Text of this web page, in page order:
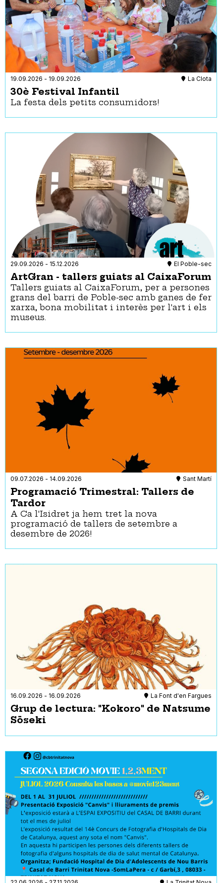
19.09.2026 - 19.09.2026 La Clota
30è Festival Infantil
La festa dels petits consumidors!
29.09.2026 - 15.12.2026 El Poble-sec
ArtGran - tallers guiats al CaixaForum
Tallers guiats al CaixaForum, per a persones
grans del barri de Poble-sec amb ganes de fer
xarxa, bona mobilitat i interès per l'art i els
museus.
09.07.2026 - 14.09.2026 Sant Martí
Programació Trimestral: Tallers de
Tardor
A Ca l'Isidret ja hem tret la nova
programació de tallers de setembre a
desembre de 2026!
16.09.2026 - 16.09.2026 La Font d'en Fargues
Grup de lectura: "Kokoro" de Natsume
Sōseki